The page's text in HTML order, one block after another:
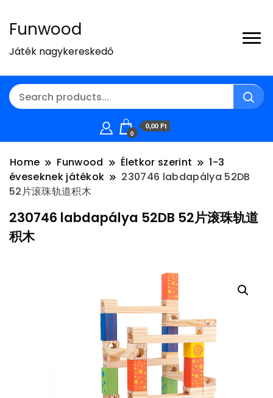
Funwood
Játék nagykereskedő
0
0,00 Ft
Home Funwood Életkor szerint
1-3
éveseknek játékok
230746 labdapálya 52DB
52片滚珠轨道积木
230746 labdapálya 52DB 52片滚珠轨道
积木